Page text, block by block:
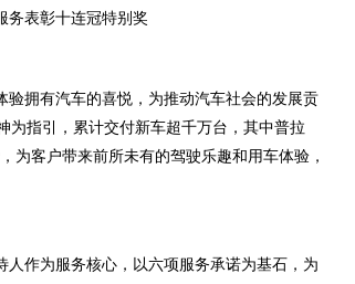
验拥有汽车的喜悦，为推动汽车社会的发展贡
为指引，累计交付新车超千万台，其中普拉
为客户带来前所未有的驾驶乐趣和用车体验，
作为服务核心，以六项服务承诺为基石，为